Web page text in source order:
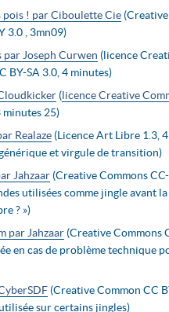
pois ! par Ciboulette Cie (Creative
3.0 , 3mn09)
Joseph Curwen (licence
BY-SA 3.0, 4 minutes)
(licence Creative
minutes 25)
Realaze (Licence Art Libre 1.3, 4
et virgule de transition)
Jahzaar (Creative Commons
utilisées comme jingle avant
? »)
par Jahzaar (Creative Commons
en cas de problème technique
(Creative Common CC
sur certains jingles)